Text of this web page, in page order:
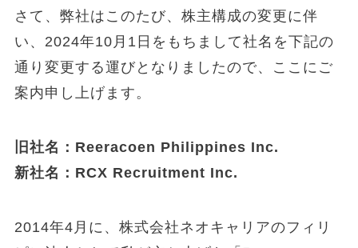
さて、弊社はこのたび、株主構成の変更に伴
い、2024年10月1日をもちまして社名を下記の
通り変更する運びとなりましたので、ここにご
案内申し上げます。
旧社名：Reeracoen Philippines Inc.
新社名：RCX Recruitment Inc.
2014年4月に、株式会社ネオキャリアのフィリ